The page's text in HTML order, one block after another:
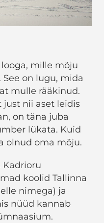
mille mõju
on lugu, mida
mulle rääkinud.
just nii aset leidis
on täna juba
lükata. Kuid
olnud oma mõju.
Kadrioru
koolid Tallinna
nimega) ja
nüüd kannab